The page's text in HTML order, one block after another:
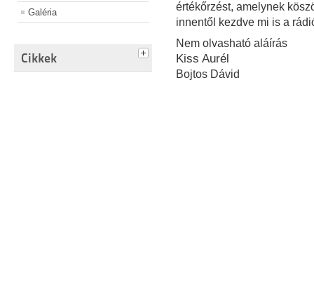
Galéria
Cikkek
értékőrzést, amelynek
innentől kezdve mi is a
Nem olvasható aláírás
Kiss Aurél
Bojtos Dávid